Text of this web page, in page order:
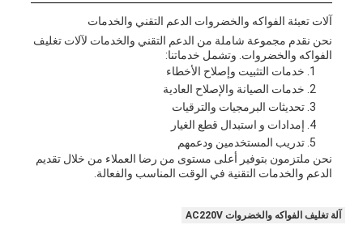
آلات تعبئة الفواكه والخضروات الدعم التقني والخدمات
نحن نقدم مجموعة شاملة من الدعم التقني والخدمات لآلات تغليف
الفواكه والخضروات. وتشمل خدماتنا:
خدمات التثبيت وإصلاح الأخطاء
خدمات الصيانة والإصلاح العادية
تحديثات البرمجيات والترقيات
إمدادات و استبدال قطع الغيار
تدريب المستخدمين ودعمهم
نحن ملتزمون بتوفير أعلى مستوى من رضا العملاء من خلال تقديم
الدعم والخدمات التقنية في الوقت المناسب والفعالة.
آلة تغليف الفواكه والخضروات AC220V